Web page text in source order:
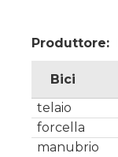
Produttore:
Bici
telaio
forcella
manubrio